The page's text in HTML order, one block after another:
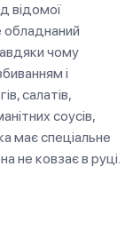
відомої
обладнаний
чому
і
салатів,
соусів,
має спеціальне
не ковзає в руці.